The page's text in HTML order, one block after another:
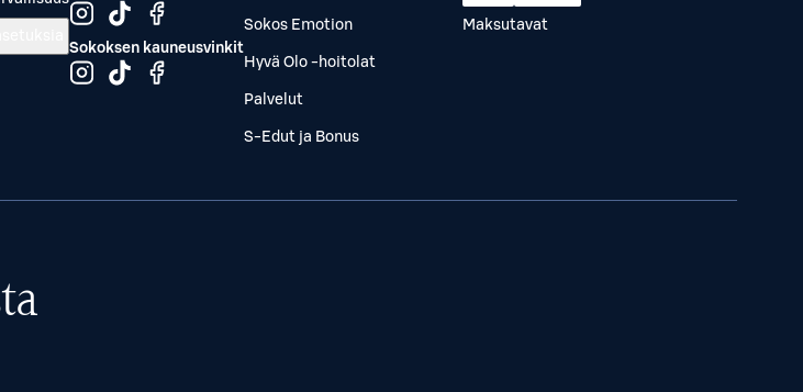
Sokoksen kauneusvinkit
Sokos Emotion
Hyvä Olo -hoitolat
Palvelut
S-Edut ja Bonus
Maksutavat